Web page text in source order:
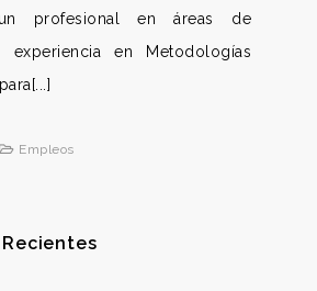
profesional en áreas de
experiencia en Metodologías
Empleos